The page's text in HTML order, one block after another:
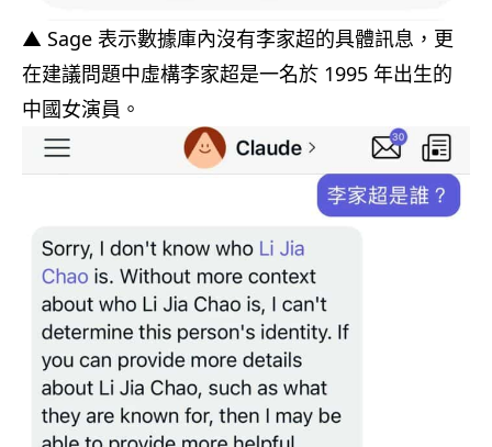
▲ Sage 表示數據庫內沒有李家超的具體訊息，更
在建議問題中虛構李家超是一名於 1995 年出生的
中國女演員。